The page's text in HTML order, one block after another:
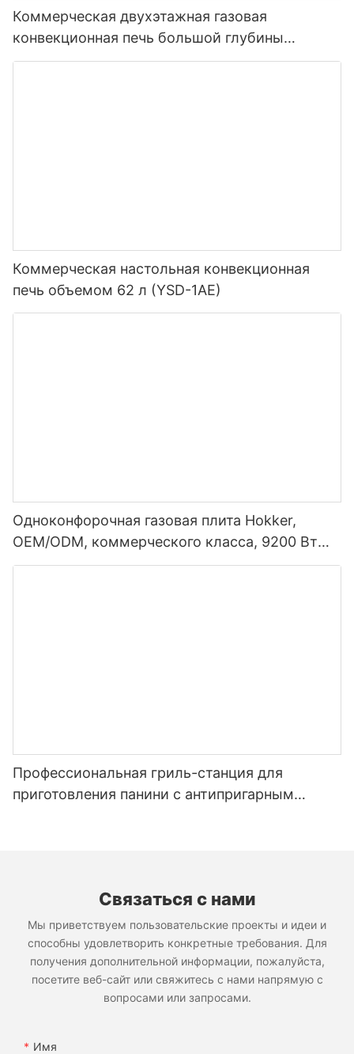
Коммерческая двухэтажная газовая
конвекционная печь большой глубины
(GCO511S)
Коммерческая настольная конвекционная
печь объемом 62 л (YSD-1AE)
Одноконфорочная газовая плита Hokker,
OEM/ODM, коммерческого класса, 9200 Вт
(NRC-457)
Профессиональная гриль-станция для
приготовления панини с антипригарным
Связаться с нами
Мы приветствуем пользовательские проекты и идеи и
способны удовлетворить конкретные требования. Для
получения дополнительной информации, пожалуйста,
посетите веб-сайт или свяжитесь с нами напрямую с
вопросами или запросами.
Имя